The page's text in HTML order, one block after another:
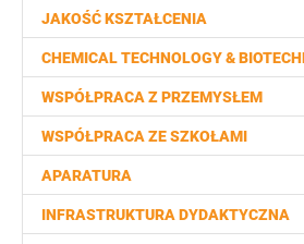
JAKOŚĆ KSZTAŁCENIA
CHEMICAL TECHNOLOGY &
WSPÓŁPRACA Z PRZEMYSŁEM
WSPÓŁPRACA ZE SZKOŁAMI
APARATURA
INFRASTRUKTURA DYDAKTYCZNA